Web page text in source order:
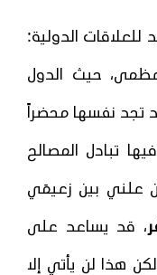
للعلاقات الدولية:
حيث الدول
قد تجد نفسها محضراً
تبادل المصالح
علني بين زعيمَي
، قد يساعد على
هذا لن يأتي إلا